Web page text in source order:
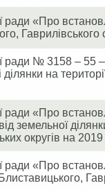
ради «Про
Гаврилівського
ради № 3158 – 55
на
ради «Про
земельної
округів на 2019
ради «Про